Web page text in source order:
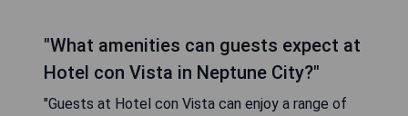
"What amenities can guests expect at
Hotel con Vista in Neptune City?"
"Guests at Hotel con Vista can enjoy a range of